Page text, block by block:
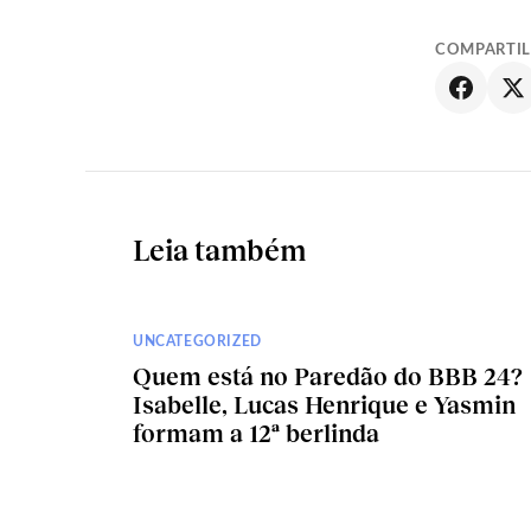
Leia também
UNCATEGORIZED
Quem está no Paredão do BBB 24?
Isabelle, Lucas Henrique e Yasmin
formam a 12ª berlinda